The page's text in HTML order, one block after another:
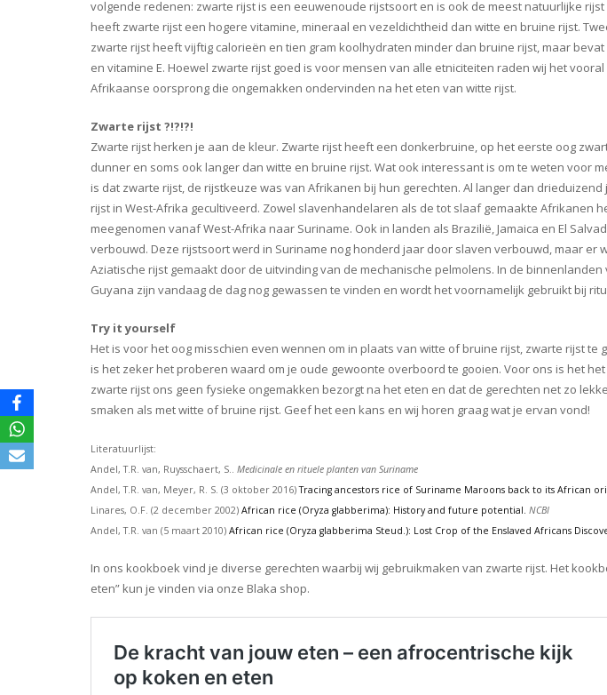
volgende redenen: zwarte rijst is een eeuwenoude rijstsoort en is ook de meest natuurlijke
heeft zwarte rijst een hogere vitamine, mineraal en vezeldichtheid dan witte en bruine rijst.
zwarte rijst heeft vijftig calorieën en tien gram koolhydraten minder dan bruine rijst, maar
en vitamine E. Hoewel zwarte rijst goed is voor mensen van alle etniciteiten raden wij het
Afrikaanse oorsprong die ongemakken ondervinden na het eten van witte rijst.
Zwarte rijst ?!?!?!
Zwarte rijst herken je aan de kleur. Zwarte rijst heeft een donkerbruine, op het eerste oog
dunner en soms ook langer dan witte en bruine rijst. Wat ook interessant is om te weten voor
is dat zwarte rijst, de rijstkeuze was van Afrikanen bij hun gerechten. Al langer dan
rijst in West-Afrika gecultiveerd. Zowel slavenhandelaren als de tot slaaf gemaakte Afrikanen
meegenomen vanaf West-Afrika naar Suriname. Ook in landen als Brazilië, Jamaica en El
verbouwd. Deze rijstsoort werd in Suriname nog honderd jaar door slaven verbouwd, maar er
Aziatische rijst gemaakt door de uitvinding van de mechanische pelmolens. In de binnenlanden
Guyana zijn vandaag de dag nog gewassen te vinden en wordt het voornamelijk gebruikt bij
Try it yourself
Het is voor het oog misschien even wennen om in plaats van witte of bruine rijst, zwarte rijst te
is het zeker het proberen waard om je oude gewoonte overboord te gooien. Voor ons is het
zwarte rijst ons geen fysieke ongemakken bezorgt na het eten en dat de gerechten net zo
smaken als met witte of bruine rijst. Geef het een kans en wij horen graag wat je ervan vond!
Literatuurlijst:
Andel, T.R. van, Ruysschaert, S.. Medicinale en rituele planten van Suriname
Andel, T.R. van, Meyer, R. S. (3 oktober 2016)Tracing ancestors rice of Suriname Maroons back to its African
Linares, O.F. (2 december 2002) African rice (Oryza glabberima): History and future potential. NCBI
Andel, T.R. van (5 maart 2010) African rice (Oryza glabberima Steud.): Lost Crop of the Enslaved Africans
In ons kookboek vind je diverse gerechten waarbij wij gebruikmaken van zwarte rijst. Het
eten” kun je vinden via onze Blaka shop.